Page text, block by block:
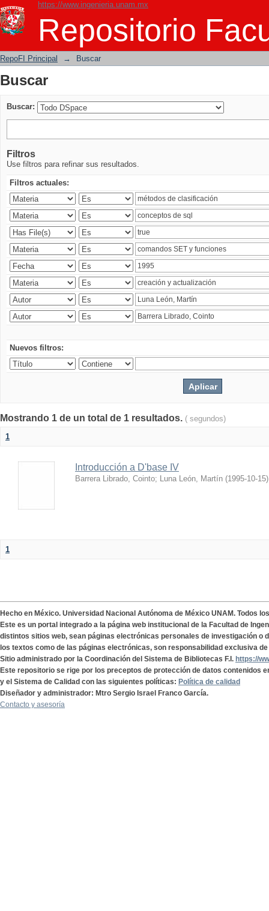
https://www.ingenieria.unam.mx
Repositorio
Buscar
RepoFI Principal → Buscar
Buscar
Buscar:
Filtros
Use filtros para refinar sus resultados.
Filtros actuales:
Nuevos filtros:
Mostrando 1 de un total de 1 resultados. ( segundos)
1
Introducción a D'base IV
Barrera Librado, Cointo; Luna León, Martín (1995-10-15)
1
Hecho en México. Universidad Nacional Autónoma de México UNAM. Todos
Este es un portal integrado a la página web institucional de la Facultad de
distintos sitios web, sean páginas electrónicas personales de investigación o
los textos como de las páginas electrónicas, son responsabilidad exclusiva
Sitio administrado por la Coordinación del Sistema de Bibliotecas F.I. https://
Este repositorio se rige por los preceptos de protección de datos contenidos
y el Sistema de Calidad con las siguientes políticas: Política de calidad
Diseñador y administrador: Mtro Sergio Israel Franco García.
Contacto y asesoría